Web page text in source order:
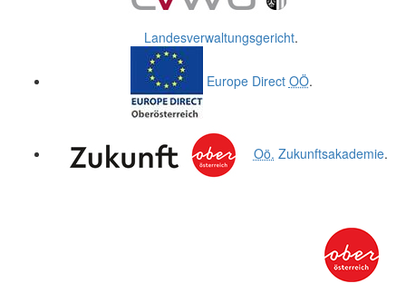
Landesverwaltungsgericht.
Europe Direct OÖ.
Oö. Zukunftsakademie.